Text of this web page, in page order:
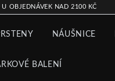
U OBJEDNÁVEK NAD 2100 KČ
NÁUŠNICE
BALENÍ